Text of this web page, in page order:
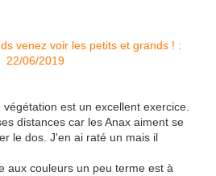
est un excellent exercice.
distances car les Anax aiment se
le dos. J'en ai raté un mais il
aux couleurs un peu terme est à